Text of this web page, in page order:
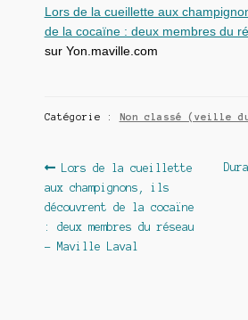
Lors de la cueillette aux
de la cocaïne : deux membres du
sur Yon.maville.com
Catégorie : Non classé (veille
Navigation
de
l’article
Article
précédent :
Lors de la cueillette
aux champignons, ils
découvrent de la cocaïne
: deux membres du réseau
– Maville Laval